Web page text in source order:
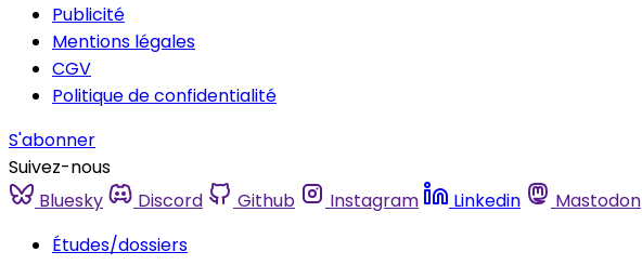
Publicité
Mentions légales
CGV
Politique de confidentialité
S'abonner
Suivez-nous
Bluesky
Discord Github Instagram Linkedin Mastodon
Études/dossiers